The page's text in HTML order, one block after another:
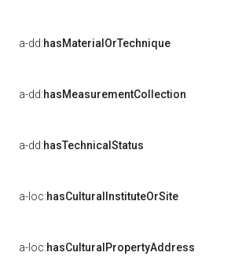
a-dd:hasMaterialOrTechnique
a-dd:hasMeasurementCollection
a-dd:hasTechnicalStatus
a-loc:hasCulturalInstituteOrSite
a-loc:hasCulturalPropertyAddress